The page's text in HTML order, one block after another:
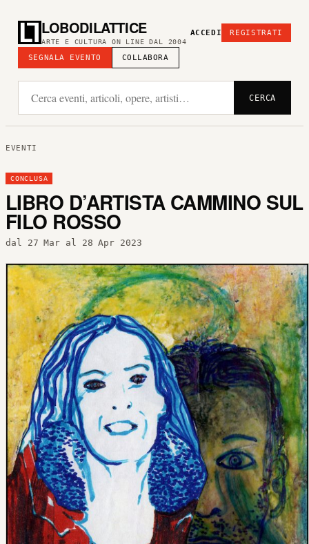
LOBODILATTICE
ARTE E CULTURA ON LINE DAL 2004
SEGNALA EVENTO COLLABORA
ACCEDI REGISTRATI
CERCA
EVENTI
CONCLUSA
LIBRO D’ARTISTA CAMMINO SUL
FILO ROSSO
dal 27 Mar al 28 Apr 2023